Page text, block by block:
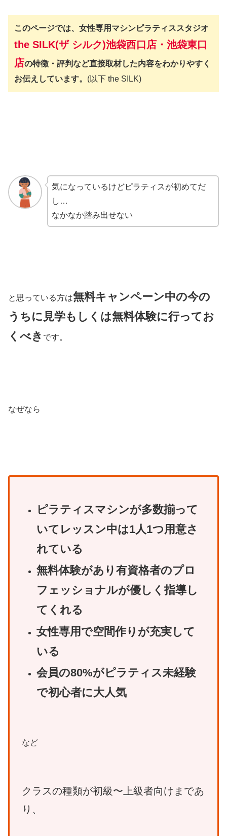
このページでは、女性専用マシンピラティススタジオ
the SILK(ザ シルク)池袋西口店・池袋東口
店の特徴・評判など直接取材した内容をわかりやすく
お伝えしています。 (以下 the SILK)
気になっているけどピラティスが初めてだ
し…
なかなか踏み出せない
と思っている方は無料キャンペーン中の今の
うちに見学もしくは無料体験に行ってお
くべき です。
なぜなら
ピラティスマシンが多数揃って
いてレッスン中は1人1つ用意さ
れている
無料体験があり有資格者のプロ
フェッショナルが優しく指導し
てくれる
女性専用で空間作りが充実して
いる
会員の80%がピラティス未経験
で初心者に大人気
など
クラスの種類が初級〜上級者向けまであ
り、